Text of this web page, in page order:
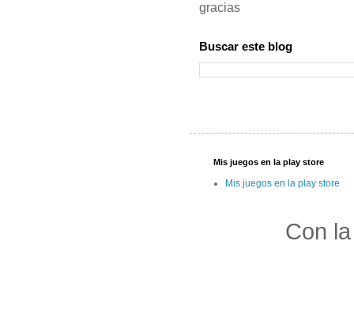
gracias
Buscar este blog
Mis juegos en la play store
Mis juegos en la play store
Con